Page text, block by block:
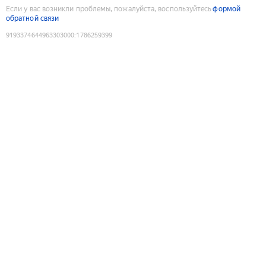
Если у вас возникли проблемы, пожалуйста, воспользуйтесьформой
обратной связи
9193374644963303000:1786259399